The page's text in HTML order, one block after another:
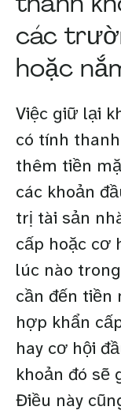
các
hoặc
Việc giữ lại
có tính
thêm tiền
các khoản
trị tài sản
cấp hoặc cơ
lúc nào
cần đến tiền
hợp khẩn
hay cơ hội
khoản đó sẽ
Điều này